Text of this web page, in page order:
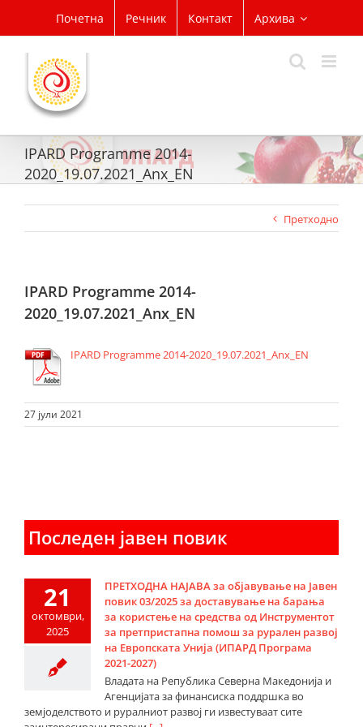
content
Почетна Речник Контакт Архива
IPARD Programme 2014-
2020_19.07.2021_Anx_EN
Претходно
IPARD Programme 2014-
2020_19.07.2021_Anx_EN
IPARD Programme 2014-2020_19.07.2021_Anx_EN
27 јули 2021
Последен јавен повик
21
октомври,
2025
ПРЕТХОДНА НАЈАВА за објавување на Јавен
повик 03/2025 за доставување на барања
за користење на средства од Инструментот
за претпристапна помош за рурален развој
на Европската Унија (ИПАРД Програма
2021-2027)
Владата на Република Северна Македонија и
Агенцијата за финансиска поддршка во
земјоделството и руралниот развој ги известуваат сите